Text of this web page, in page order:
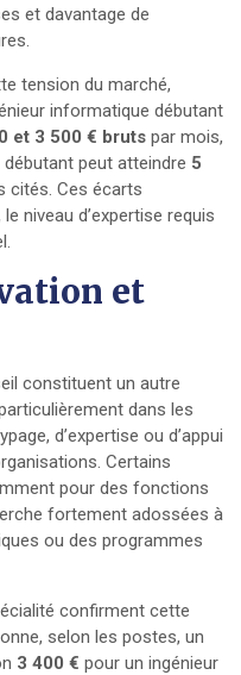
et davantage de
tension du marché,
informatique débutant
et 3 500 € bruts par mois,
débutant peut atteindre 5
cités. Ces écarts
niveau d’expertise requis
et
constituent un autre
dans les
d’expertise ou d’appui
Certains
pour des fonctions
fortement adossées à
ou des programmes
confirment cette
selon les postes, un
3 400 € pour un ingénieur